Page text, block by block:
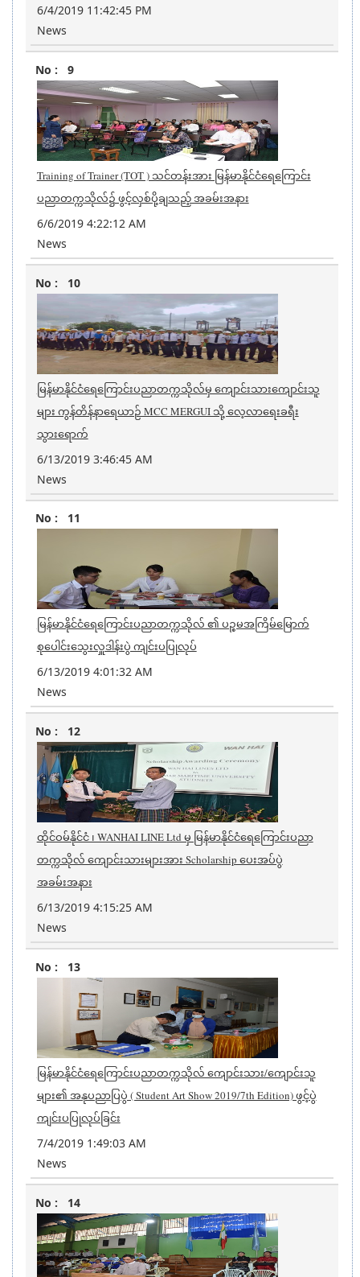
6/4/2019 11:42:45 PM
News
9
Training of Trainer (TOT ) သင်တန်းအား မြန်မာနိုင်ငံရေကြောင်း
ပညာတက္ကသိုလ်၌ ဖွင့်လှစ်ပို့ချသည့် အခမ်းအနား
6/6/2019 4:22:12 AM
News
10
မြန်မာနိုင်ငံရေကြောင်းပညာတက္ကသိုလ်မှ ကျောင်းသားကျောင်းသူ
များ ကွန်တိန်နာရေယာဉ် MCC MERGUI သို့ လေ့လာရေးခရီး
သွားရောက်
6/13/2019 3:46:45 AM
News
11
မြန်မာနိုင်ငံရေကြောင်းပညာတက္ကသိုလ် ၏ ပဉ္စမအကြိမ်မြောက်
စုပေါင်းသွေးလှူဒါန်းပွဲ ကျင်းပပြုလုပ်
6/13/2019 4:01:32 AM
News
12
ထိုင်ဝမ်နိုင်ငံ ၊ WANHAI LINE Ltd မှ မြန်မာနိုင်ငံရေကြောင်းပညာ
တက္ကသိုလ် ကျောင်းသားများအား Scholarship ပေးအပ်ပွဲ
အခမ်းအနား
6/13/2019 4:15:25 AM
News
13
မြန်မာနိုင်ငံရေကြောင်းပညာတက္ကသိုလ် ကျောင်းသား/ကျောင်းသူ
များ၏ အနုပညာပြပွဲ ( Student Art Show 2019/7th Edition) ဖွင့်ပွဲ
ကျင်းပပြုလုပ်ခြင်း
7/4/2019 1:49:03 AM
News
14